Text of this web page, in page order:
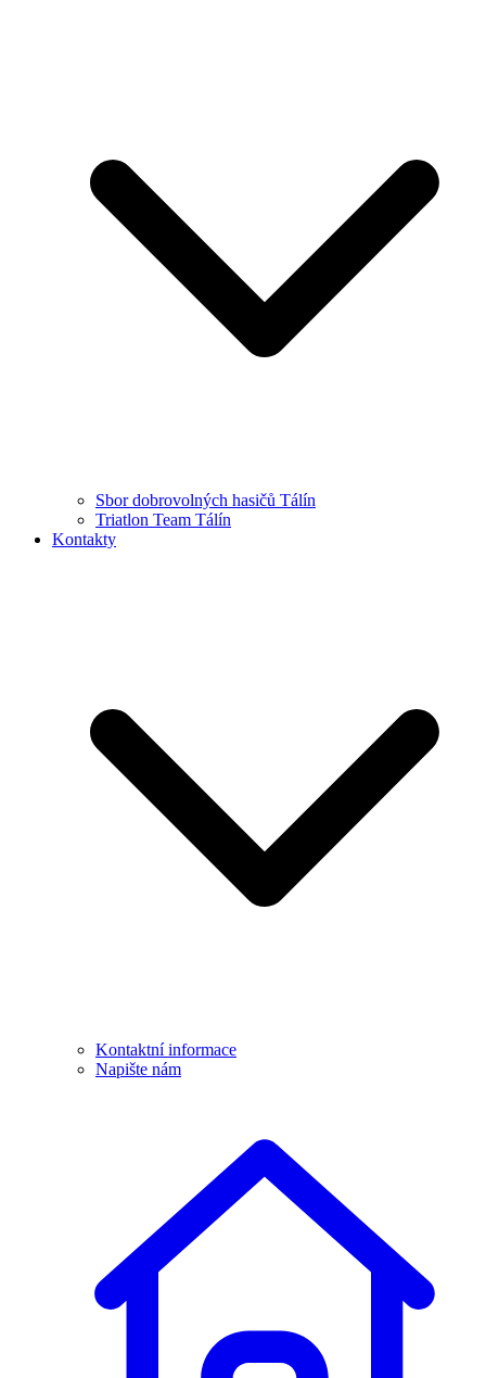
Sbor dobrovolných hasičů Tálín
Triatlon Team Tálín
Kontakty
Kontaktní informace
Napište nám